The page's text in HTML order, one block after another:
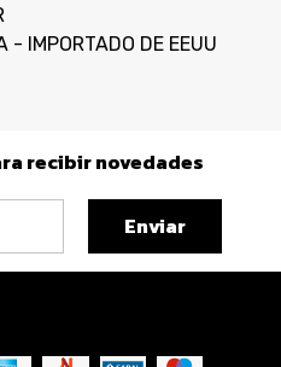
- IMPORTADO DE EEUU
recibir novedades
Enviar